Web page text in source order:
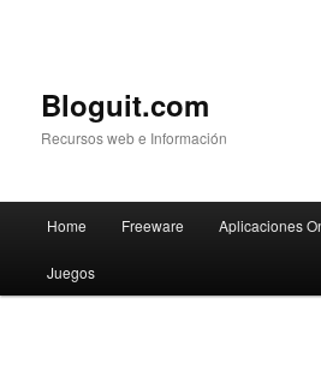
Bloguit.com
Recursos web e Información
Skip
to
Home Freeware Aplicaciones
Juegos